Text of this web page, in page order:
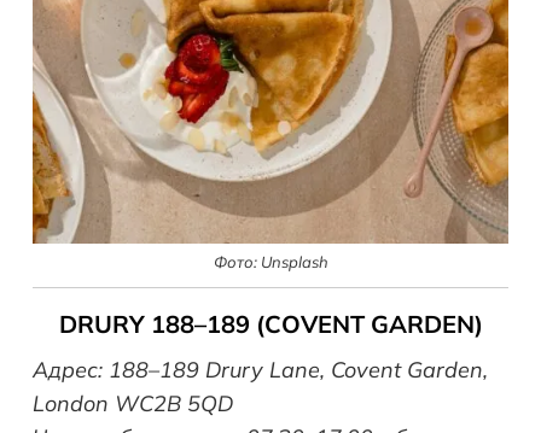
Фото: Unsplash
DRURY188–189 (COVENT GARDEN)
Адрес: 188–189 Drury Lane, Covent Garden,
London WC2B 5QD